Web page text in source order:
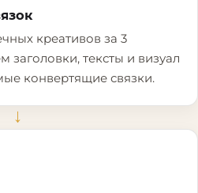
креативов за 3
заголовки, тексты и визуал
конвертящие связки.
→